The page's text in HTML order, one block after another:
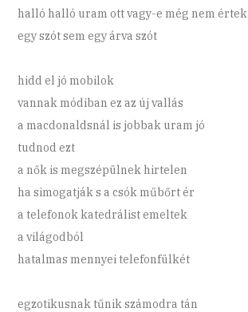
halló halló uram ott vagy-e még nem értek
egy szót sem egy árva szót
hidd el jó mobilok
vannak módiban ez az új vallás
a macdonaldsnál is jobbak uram jó
tudnod ezt
a nők is megszépülnek hirtelen
ha simogatják s a csók műbőrt ér
a telefonok katedrálist emeltek
a világodból
hatalmas mennyei telefonfülkét
egzotikusnak tűnik számodra tán